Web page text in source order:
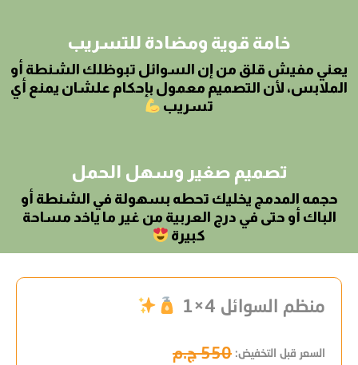
خامة قوية ومضادة للتسريب
يعني مفيش قلق من إن السوائل تبوظلك الشنطة أو
الملابس، لأن التصميم معمول بإحكام علشان يمنع أي
تسريب
تصميم صغير وسهل الحمل
حجمه المدمج يخليك تحطه بسهولة في الشنطة أو
الباك أو حتى في درج العربية من غير ما ياخد مساحة
كبيرة
منظم السوائل 4×1
السعر قبل التخفيض: 550 ج.م